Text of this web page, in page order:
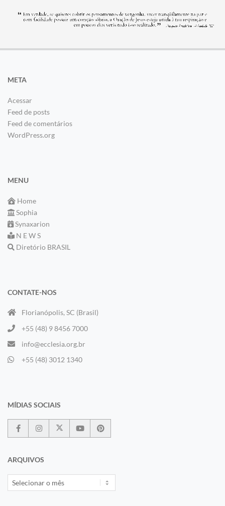
META
Acessar
Feed de posts
Feed de comentários
WordPress.org
MENU
Home
Sophia
Synaxarion
N E W S
Diretório BRASIL
CONTATE-NOS
Florianópolis, SC (Brasil)
+55 (48) 9 8456 7000
info@ecclesia.org.br
+55 (48) 3012 1340
MÍDIAS SOCIAIS
ARQUIVOS